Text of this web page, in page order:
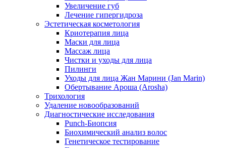
Увеличение губ
Лечение гипергидроза
Эстетическая косметология
Криотерапия лица
Маски для лица
Массаж лица
Чистки и уходы для лица
Пилинги
Уходы для лица Жан Марини (Jan Marin)
Обертывание Ароша (Arosha)
Трихология
Удаление новообразований
Диагностические исследования
Punch-Биопсия
Биохимический анализ волос
Генетическое тестирование